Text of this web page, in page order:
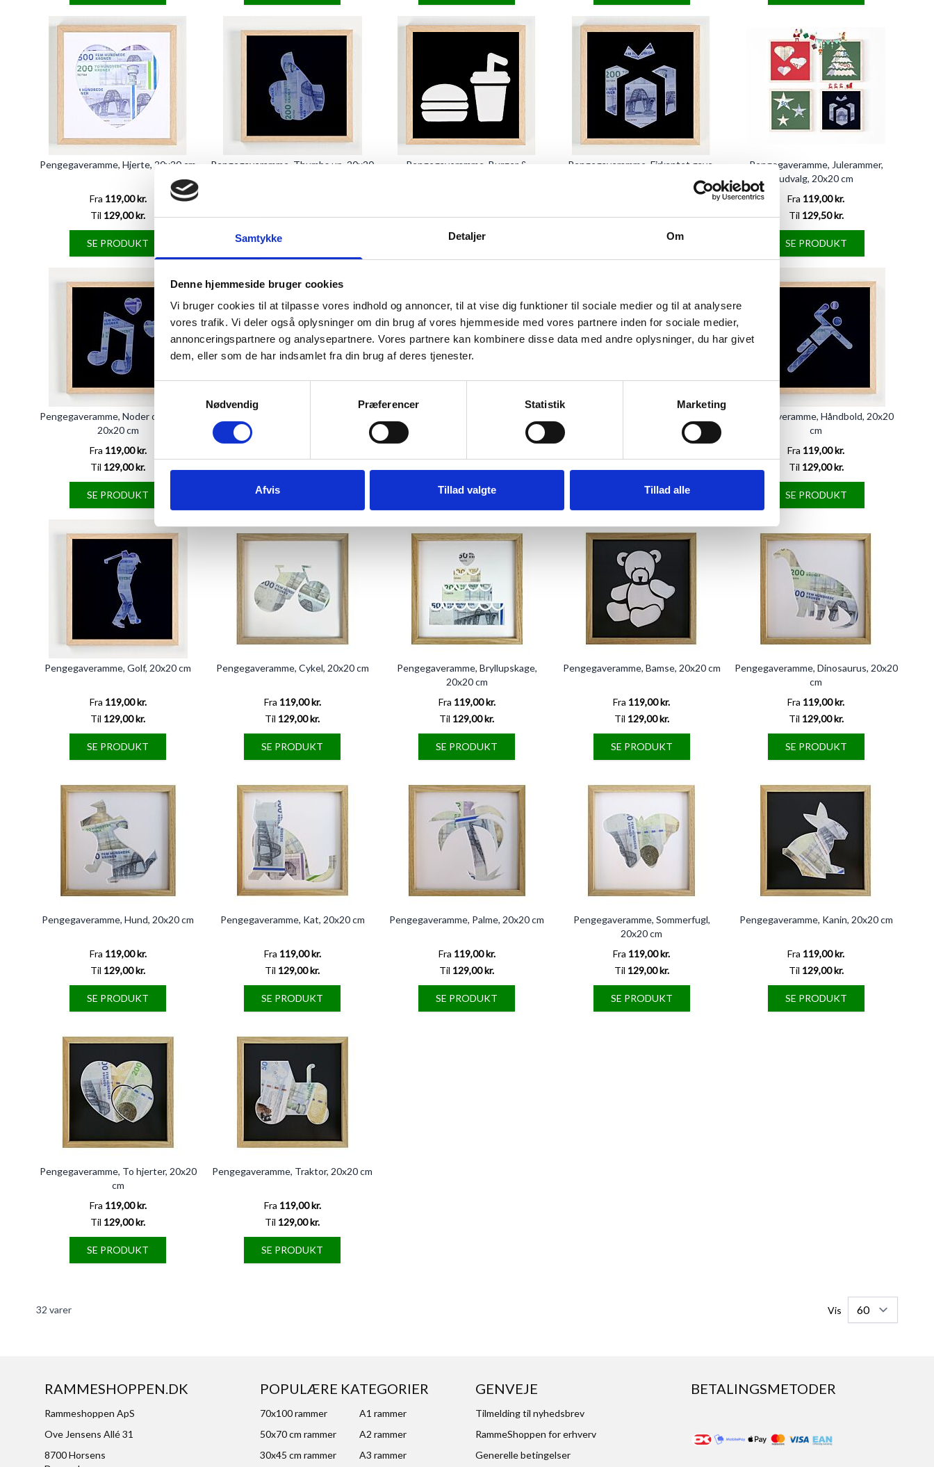
Samtykke Detaljer Om
Denne hjemmeside bruger cookies
Vi bruger cookies til at tilpasse vores indhold og annoncer, til at vise dig funktioner til sociale medier og til at analysere
vores trafik. Vi deler også oplysninger om din brug af vores hjemmeside med vores partnere inden for sociale medier,
annonceringspartnere og analysepartnere. Vores partnere kan kombinere disse data med andre oplysninger, du har givet
dem, eller som de har indsamlet fra din brug af deres tjenester.
Samtykkevalg
Nødvendig
Præferencer Statistik Marketing
Afvis Tillad valgte Tillad alle
Pengegaveramme, Hjerte, 20x20 cm
Fra 119,00 kr.
Til 129,00 kr.
SE PRODUKT
Pengegaveramme, Thumbs up, 20x20
Til129,00 kr.
SE PRODUKT
Pengegaveramme, Burger &
Til129,00 kr.
SE PRODUKT
Pengegaveramme, Firkantet gave,
Til129,00 kr.
SE PRODUKT
Pengegaveramme, Julerammer,
udvalg, 20x20 cm
Fra 119,00 kr.
Til 129,50 kr.
SE PRODUKT
Pengegaveramme, Noder og hjerter,
20x20 cm
Fra 119,00 kr.
Til 129,00 kr.
SE PRODUKT
flere varianter, 20x20 cm
SE PRODUKT SE PRODUKT SE PRODUKT
Pengegaveramme, Håndbold, 20x20
cm
Fra 119,00 kr.
Til 129,00 kr.
SE PRODUKT
Pengegaveramme, Golf, 20x20 cm
Fra 119,00 kr.
Til 129,00 kr.
SE PRODUKT
Pengegaveramme, Cykel, 20x20 cm
Fra 119,00 kr.
Til 129,00 kr.
SE PRODUKT
Pengegaveramme, Bryllupskage,
20x20 cm
Fra 119,00 kr.
Til 129,00 kr.
SE PRODUKT
Pengegaveramme, Bamse, 20x20 cm
Fra 119,00 kr.
Til 129,00 kr.
SE PRODUKT
Pengegaveramme, Dinosaurus, 20x20
cm
Fra 119,00 kr.
Til 129,00 kr.
SE PRODUKT
Pengegaveramme, Hund, 20x20 cm
Fra 119,00 kr.
Til 129,00 kr.
SE PRODUKT
Pengegaveramme, Kat, 20x20 cm
Fra 119,00 kr.
Til 129,00 kr.
SE PRODUKT
Pengegaveramme, Palme, 20x20 cm
Fra 119,00 kr.
Til 129,00 kr.
SE PRODUKT
Pengegaveramme, Sommerfugl,
20x20 cm
Fra 119,00 kr.
Til 129,00 kr.
SE PRODUKT
Pengegaveramme, Kanin, 20x20 cm
Fra 119,00 kr.
Til 129,00 kr.
SE PRODUKT
Pengegaveramme, To hjerter, 20x20
cm
Fra 119,00 kr.
Til 129,00 kr.
SE PRODUKT
Pengegaveramme, Traktor, 20x20 cm
Fra 119,00 kr.
Til 129,00 kr.
SE PRODUKT
32 varer Vis
RAMMESHOPPEN.DK
Rammeshoppen ApS
Ove Jensens Allé 31
8700 Horsens
POPULÆRE KATEGORIER
70x100 rammer
A1 rammer
50x70 cm rammer
A2 rammer
30x45 cm rammer
A3 rammer
GENVEJE
Tilmelding til nyhedsbrev
RammeShoppen for erhverv
Generelle betingelser
BETALINGSMETODER